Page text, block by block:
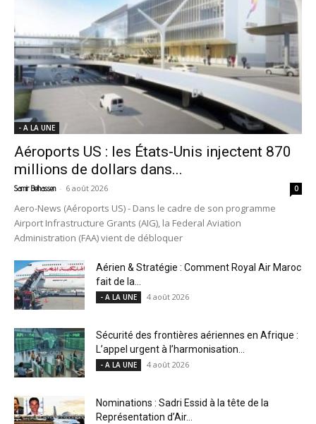
- A LA UNE
Aéroports US : les États-Unis injectent 870
millions de dollars dans...
Samir Belhassen - 6 août 2026 0
Aero-News (Aéroports US) - Dans le cadre de son programme
Airport Infrastructure Grants (AIG), la Federal Aviation
Administration (FAA) vient de débloquer
Aérien & Stratégie : Comment Royal Air Maroc
fait de la...
- A LA UNE 4 août 2026
Sécurité des frontières aériennes en Afrique :
L’appel urgent à l’harmonisation...
- A LA UNE 4 août 2026
Nominations : Sadri Essid à la tête de la
Représentation d’Air...